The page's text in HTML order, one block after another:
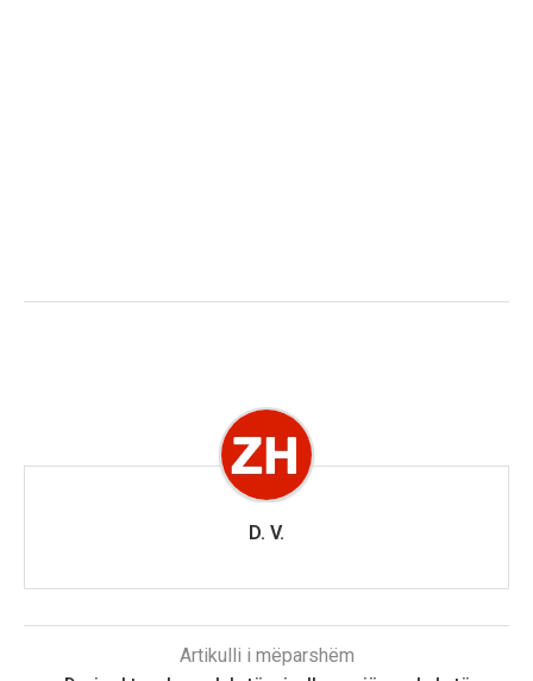
D. V.
Artikulli i mëparshëm